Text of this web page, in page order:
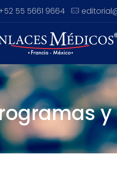
55 5661 9664